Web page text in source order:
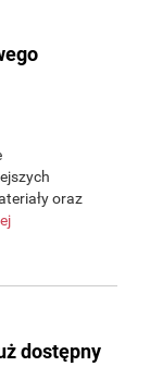
oraz
dostępny